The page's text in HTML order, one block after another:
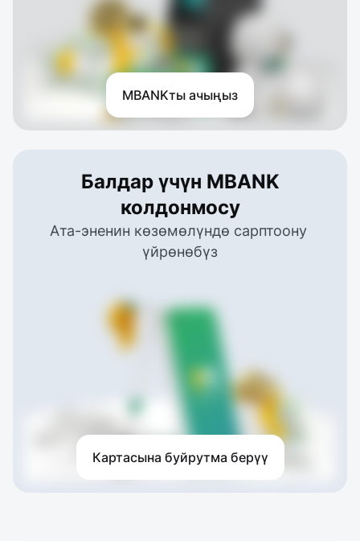
MBANKты ачыңыз
Балдар үчүн MBANK
колдонмосу
Ата-эненин көзөмөлүндө сарптоону
үйрөнөбүз
Картасына буйрутма берүү